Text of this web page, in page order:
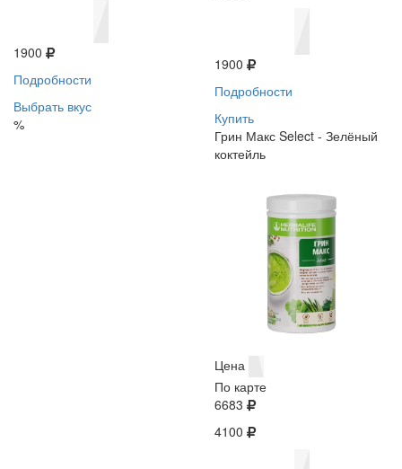
1900
Подробности
Выбрать вкус
%
1900
Подробности
Купить
Грин Макс Select - Зелёный
коктейль
Цена
По карте
6683
4100